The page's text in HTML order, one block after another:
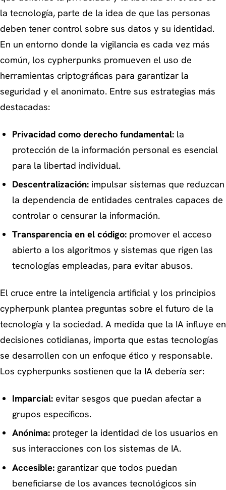
la tecnología, parte de la idea de que las personas
deben tener control sobre sus datos y su identidad.
En un entorno donde la vigilancia es cada vez más
común, los cypherpunks promueven el uso de
herramientas criptográficas para garantizar la
seguridad y el anonimato. Entre sus estrategias más
destacadas:
Privacidad como derecho fundamental:la
protección de la información personal es esencial
para la libertad individual.
Descentralización:impulsar sistemas que reduzcan
la dependencia de entidades centrales capaces de
controlar o censurar la información.
Transparencia en el código:promover el acceso
abierto a los algoritmos y sistemas que rigen las
tecnologías empleadas, para evitar abusos.
El cruce entre la inteligencia artificial y los principios
cypherpunk plantea preguntas sobre el futuro de la
tecnología y la sociedad. A medida que la IA influye en
decisiones cotidianas, importa que estas tecnologías
se desarrollen con un enfoque ético y responsable.
Los cypherpunks sostienen que la IA debería ser:
Imparcial:evitar sesgos que puedan afectar a
grupos específicos.
Anónima:proteger la identidad de los usuarios en
sus interacciones con los sistemas de IA.
Accesible:garantizar que todos puedan
beneficiarse de los avances tecnológicos sin